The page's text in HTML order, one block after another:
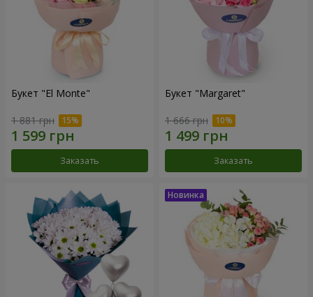
Букет "El Monte"
1 881 грн
Заказать
Букет "Margaret"
1 666 грн
Заказать